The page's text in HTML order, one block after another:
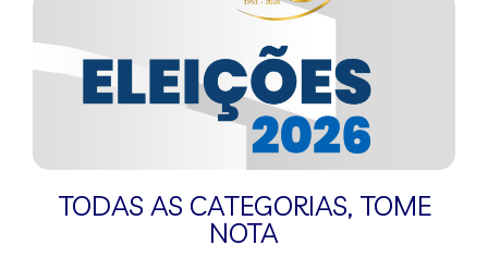
TODAS AS CATEGORIAS, TOME
NOTA